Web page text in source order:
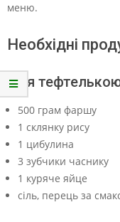
меню.
Необхідні
Для
500 грам фаршу
1 склянку рису
1 цибулина
3 зубчики часнику
1 куряче яйце
сіль, перець за